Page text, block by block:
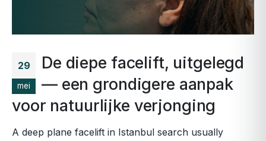
29
mei
De diepe facelift, uitgelegd
— een grondigere aanpak
voor natuurlijke verjonging
A deep plane facelift in Istanbul search usually